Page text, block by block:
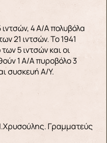
4 Α/Α πολυβόλα
21 ιντσών. Το 1941
5 ιντσών και οι
1 Α/Α πυροβόλο 3
συσκευή Α/Υ.
Γραμματεύς